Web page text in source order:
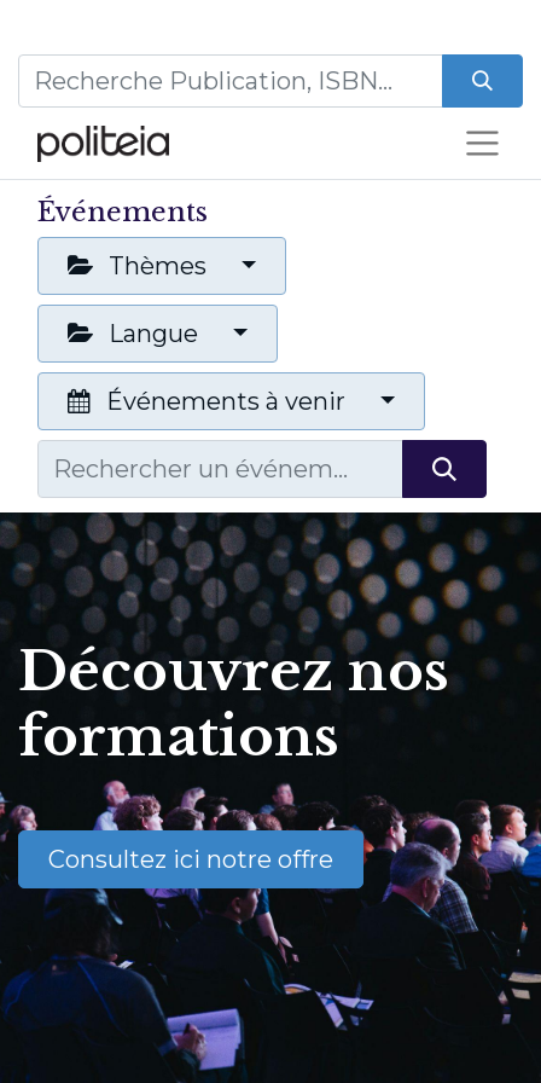
Événements
Thèmes
Langue
Événements à venir
Découvrez nos
formations
Consultez ici notre offre